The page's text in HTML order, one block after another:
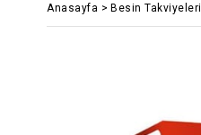
Anasayfa > Besin Takviyeleri